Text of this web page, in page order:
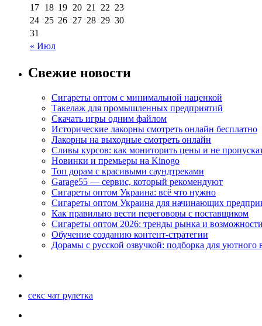
« Июл
17 18 19 20 21 22 23
24 25 26 27 28 29 30
31
Свежие новости
Сигареты оптом с минимальной наценкой
Такелаж для промышленных предприятий
Скачать игры одним файлом
Исторические лакорны смотреть онлайн бесплатно
Лакорны на выходные смотреть онлайн
Сливы курсов: как мониторить цены и не
Новинки и премьеры на Kinogo
Топ дорам с красивыми саундтреками
Garage55 — сервис, который рекомендуют
Сигареты оптом Украина: всё что нужно
Сигареты оптом Украина для начинающих
Как правильно вести переговоры с поставщиком
Сигареты оптом 2026: тренды рынка и возможности
Обучение созданию контент-стратегии
Дорамы с русской озвучкой: подборка для уютного
секс чат рулетка